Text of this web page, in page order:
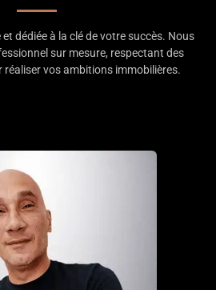
dédiée à la clé de votre succès. Nous
sur mesure, respectant des
réaliser vos ambitions immobilières.